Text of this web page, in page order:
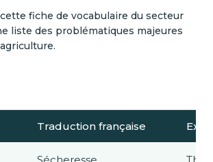
fiche de vocabulaire du secteur
liste des problématiques majeures
Traduction française